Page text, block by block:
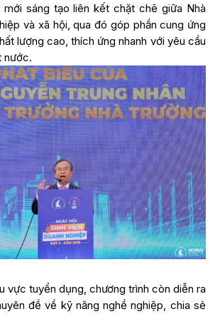
sáng tạo liên kết chặt chẽ giữa Nhà
và xã hội, qua đó góp phần cung ứng
lượng cao, thích ứng nhanh với yêu cầu
nước.
vực tuyển dụng, chương trình còn diễn ra
đề về kỹ năng nghề nghiệp, chia sẻ